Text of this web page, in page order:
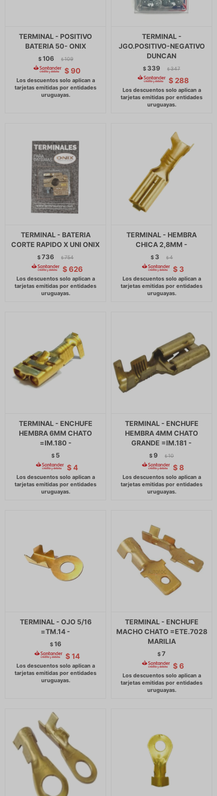
TERMINAL - POSITIVO
BATERIA 50- ONIX
$106 $ 109
$ 90
TERMINAL -
JGO.POSITIVO-NEGATIVO
DUNCAN
$ 339 $ 347
$ 288
TERMINAL - BATERIA
CORTE RAPIDO X UNI ONIX
$736 $ 754
$ 626
TERMINAL - HEMBRA
CHICA 2,8MM -
$ 3 $ 4
$ 3
TERMINAL - ENCHUFE
HEMBRA 6MM CHATO
=IM.180 -
$ 5
$ 4
TERMINAL - ENCHUFE
HEMBRA 4MM CHATO
GRANDE =IM.181 -
$9 $ 10
$ 8
TERMINAL - OJO 5/16
=TM.14 -
$16
$ 14
TERMINAL - ENCHUFE
MACHO CHATO =ETE.7028
MARILIA
$7
$ 6